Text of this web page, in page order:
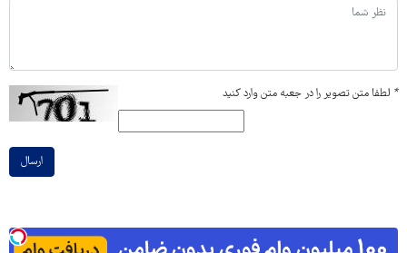
* لطفا متن تصویر را در جعبه متن وارد کنید
ارسال